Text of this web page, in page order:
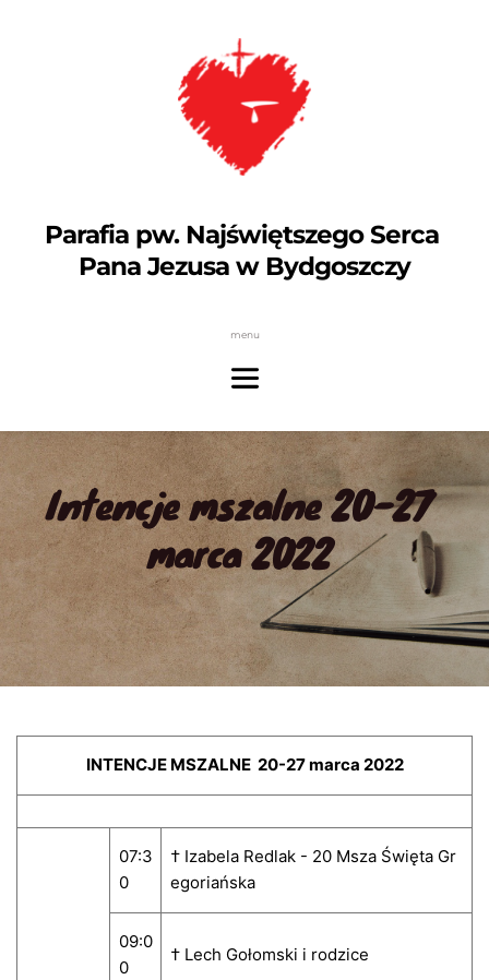
Parafia pw. Najświętszego Serca
Pana Jezusa w Bydgoszczy
menu
Intencje mszalne 20-27
marca 2022
INTENCJE MSZALNE 20-27 marca 2022
07:3
0
† Izabela Redlak - 20 Msza Święta Gr
egoriańska
09:0
0
† Lech Gołomski i rodzice